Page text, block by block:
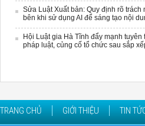
Sửa Luật Xuất bản: Quy định rõ trách
bên khi sử dụng AI để sáng tạo nội
Hội Luật gia Hà Tĩnh đẩy mạnh tuyên
pháp luật, củng cố tổ chức sau sắp
TRANG CHỦ GIỚI THIỆU TIN